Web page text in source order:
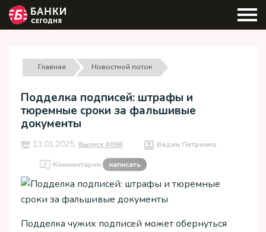
Главная Новостной поток
Подделка подписей: штрафы и
тюремные сроки за фальшивые
документы
13.01.2025, Выпуск #098 Вадим Петренко
Комментарии написать
Подделка чужих подписей может обернуться